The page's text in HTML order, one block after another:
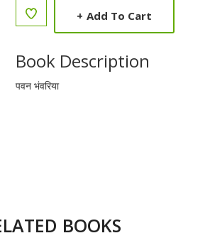
+ Add To Cart
Book Description
पवन भंवरिया
BOOKS